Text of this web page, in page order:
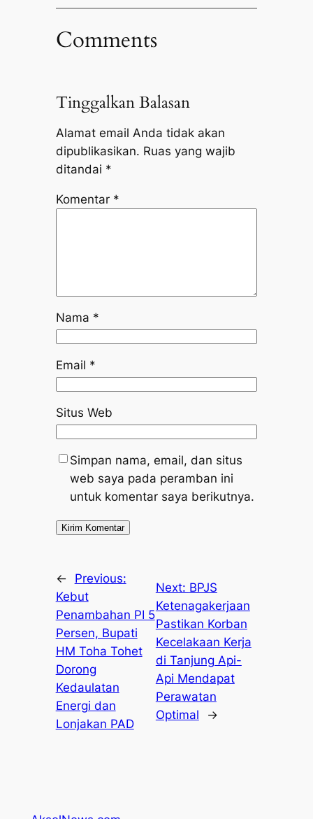
Comments
Tinggalkan Balasan
Alamat email Anda tidak akan
dipublikasikan. Ruas yang wajib
ditandai *
Komentar *
Nama *
Email *
Situs Web
Simpan nama, email, dan situs
web saya pada peramban ini
untuk komentar saya berikutnya.
←
Previous:
Kebut
Penambahan PI 5
Persen, Bupati
HM Toha Tohet
Dorong
Kedaulatan
Energi dan
Lonjakan PAD
Next: BPJS
Ketenagakerjaan
Pastikan Korban
Kecelakaan Kerja
di Tanjung Api-
Api Mendapat
Perawatan
Optimal
→